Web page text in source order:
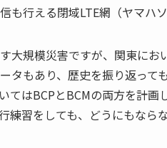
行える閉域LTE網（ヤマハ
大規模災害ですが、関東に
タもあり、歴史を振り返っ
てはBCPとBCMの両方を計
練習をしても、どうにもな